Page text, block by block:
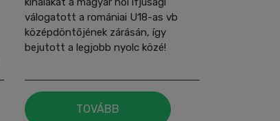
válogatott a romániai U18-as vb
középdöntőjének zárásán, így
bejutott a legjobb nyolc közé!
TOVÁBB